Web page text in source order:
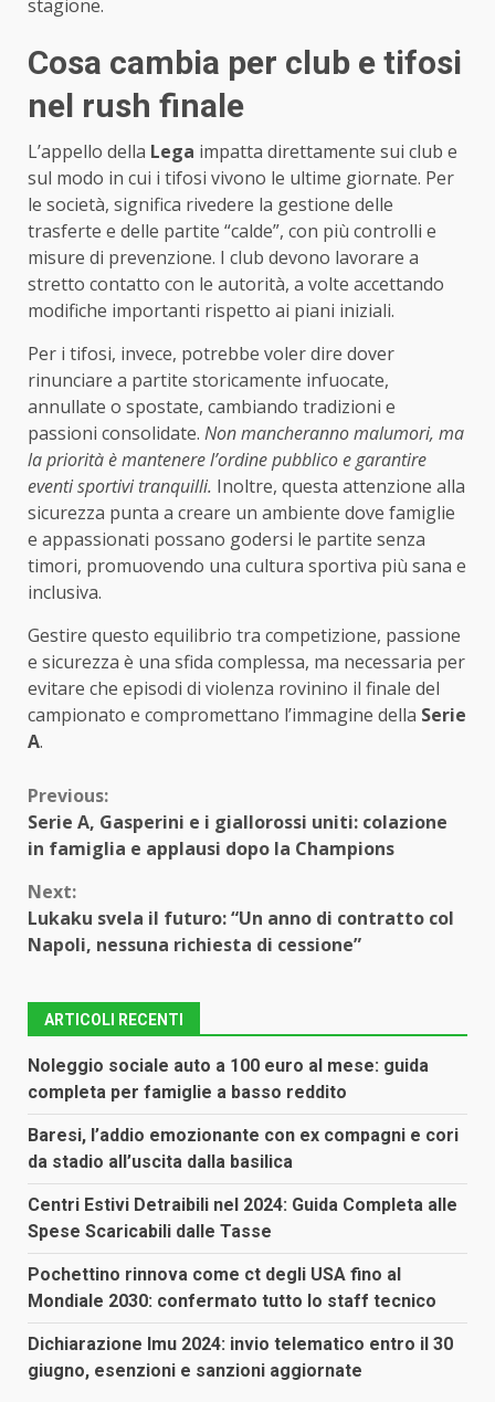
stagione.
Cosa cambia per club e tifosi
nel rush finale
L’appello della Lega impatta direttamente sui club e
sul modo in cui i tifosi vivono le ultime giornate. Per
le società, significa rivedere la gestione delle
trasferte e delle partite “calde”, con più controlli e
misure di prevenzione. I club devono lavorare a
stretto contatto con le autorità, a volte accettando
modifiche importanti rispetto ai piani iniziali.
Per i tifosi, invece, potrebbe voler dire dover
rinunciare a partite storicamente infuocate,
annullate o spostate, cambiando tradizioni e
passioni consolidate. Non mancheranno malumori, ma
la priorità è mantenere l’ordine pubblico e garantire
eventi sportivi tranquilli. Inoltre, questa attenzione alla
sicurezza punta a creare un ambiente dove famiglie
e appassionati possano godersi le partite senza
timori, promuovendo una cultura sportiva più sana e
inclusiva.
Gestire questo equilibrio tra competizione, passione
e sicurezza è una sfida complessa, ma necessaria per
evitare che episodi di violenza rovinino il finale del
campionato e compromettano l’immagine della Serie
A.
Continue
Reading
Previous:
Serie A, Gasperini e i giallorossi uniti: colazione
in famiglia e applausi dopo la Champions
Next:
Lukaku svela il futuro: “Un anno di contratto col
Napoli, nessuna richiesta di cessione”
ARTICOLI RECENTI
Noleggio sociale auto a 100 euro al mese: guida
completa per famiglie a basso reddito
Baresi, l’addio emozionante con ex compagni e cori
da stadio all’uscita dalla basilica
Centri Estivi Detraibili nel 2024: Guida Completa alle
Spese Scaricabili dalle Tasse
Pochettino rinnova come ct degli USA fino al
Mondiale 2030: confermato tutto lo staff tecnico
Dichiarazione Imu 2024: invio telematico entro il 30
giugno, esenzioni e sanzioni aggiornate